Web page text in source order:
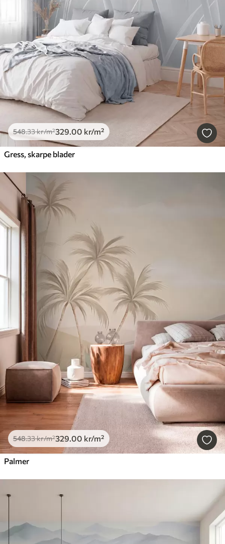
548.33kr/m²329.00 kr/m²
Gress, skarpe blader
548.33kr/m²329.00 kr/m²
Palmer